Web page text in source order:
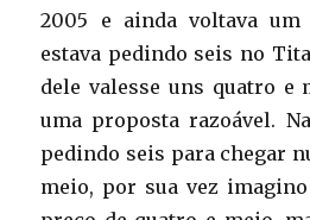
2005 e ainda voltava um
estava pedindo seis no
dele valesse uns quatro e
uma proposta razoável.
pedindo seis para chegar
meio, por sua vez